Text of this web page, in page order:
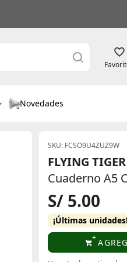
Novedades
SKU: FCSO9U4ZUZ9W
FLYING TIGER
Cuaderno A5
S/ 5.00
¡Últimas